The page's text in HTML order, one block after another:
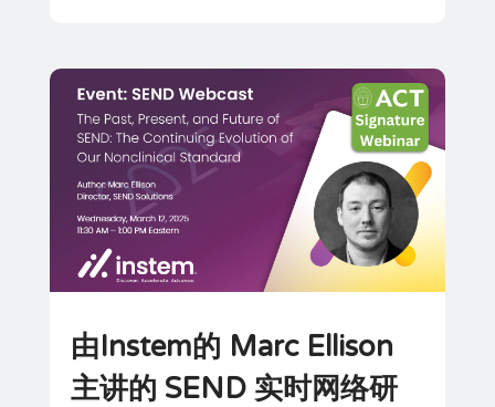
由Instem的 Marc Ellison
主讲的 SEND 实时网络研